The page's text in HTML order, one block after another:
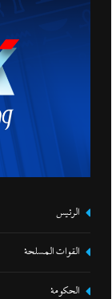
الرئيس
القوات المسلحة
الحكومة